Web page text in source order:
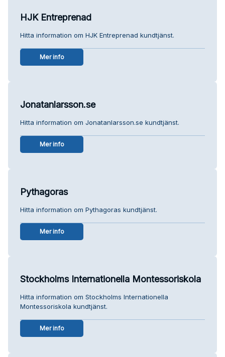
HJK Entreprenad
Hitta information om HJK Entreprenad kundtjänst.
Mer info
Jonatanlarsson.se
Hitta information om Jonatanlarsson.se kundtjänst.
Mer info
Pythagoras
Hitta information om Pythagoras kundtjänst.
Mer info
Stockholms Internationella Montessoriskola
Hitta information om Stockholms Internationella
Montessoriskola kundtjänst.
Mer info